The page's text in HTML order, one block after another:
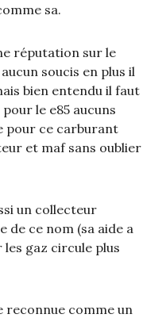
sa.
réputation sur le
soucis en plus il
bien entendu il faut
le e85 aucuns
pour ce carburant
et maf sans oublier
un collecteur
de ce nom (sa aide a
gaz circule plus
reconnue comme un